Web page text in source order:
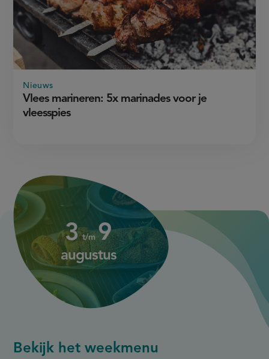
Vlees marineren: 5x marinades voor je
vleesspies
Nieuws
Bekijk het weekmenu
augustus
to
9
augustus
3 to
t/m 9
augustus